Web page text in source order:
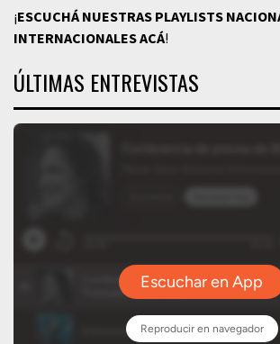
¡ESCUCHÁ NUESTRAS PLAYLISTS
INTERNACIONALESACÁ!
ÚLTIMAS ENTREVISTAS